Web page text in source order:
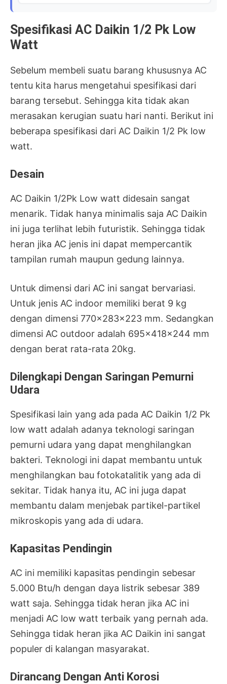
Spesifikasi AC Daikin 1/2 Pk Low
Watt
Sebelum membeli suatu barang khususnya AC
tentu kita harus mengetahui spesifikasi dari
barang tersebut. Sehingga kita tidak akan
merasakan kerugian suatu hari nanti. Berikut ini
beberapa spesifikasi dari AC Daikin 1/2 Pk low
watt.
Desain
AC Daikin 1/2Pk Low watt didesain sangat
menarik. Tidak hanya minimalis saja AC Daikin
ini juga terlihat lebih futuristik. Sehingga tidak
heran jika AC jenis ini dapat mempercantik
tampilan rumah maupun gedung lainnya.
Untuk dimensi dari AC ini sangat bervariasi.
Untuk jenis AC indoor memiliki berat 9 kg
dengan dimensi 770x283x223 mm. Sedangkan
dimensi AC outdoor adalah 695x418x244 mm
dengan berat rata-rata 20kg.
Dilengkapi Dengan Saringan Pemurni
Udara
Spesifikasi lain yang ada pada AC Daikin 1/2 Pk
low watt adalah adanya teknologi saringan
pemurni udara yang dapat menghilangkan
bakteri. Teknologi ini dapat membantu untuk
menghilangkan bau fotokatalitik yang ada di
sekitar. Tidak hanya itu, AC ini juga dapat
membantu dalam menjebak partikel-partikel
mikroskopis yang ada di udara.
Kapasitas Pendingin
AC ini memiliki kapasitas pendingin sebesar
5.000 Btu/h dengan daya listrik sebesar 389
watt saja. Sehingga tidak heran jika AC ini
menjadi AC low watt terbaik yang pernah ada.
Sehingga tidak heran jika AC Daikin ini sangat
populer di kalangan masyarakat.
Dirancang Dengan Anti Korosi